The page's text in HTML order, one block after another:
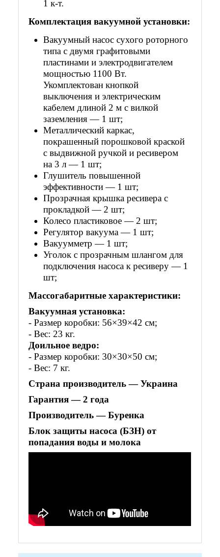
1 к-т.
Комплектация вакуумной установки:
Вакуумный насос сухого роторного
типа с двумя графитовыми
пластинами и электродвигателем
мощностью 1100 Вт.
Укомплектован кнопкой
выключения и электрическим
кабелем длиной 2 м с вилкой
заземления — 1 шт;
Металлический каркас,
покрашенный порошковой краской
с выдвижной ручкой и ресивером
на 3 л — 1 шт;
Глушитель повышенной
эффективности — 1 шт;
Прозрачная крышка ресивера с
прокладкой — 2 шт;
Колесо пластиковое — 2 шт;
Регулятор вакуума — 1 шт;
Вакуумметр — 1 шт;
Уголок с прозрачным шлангом для
подключения насоса к ресиверу — 1
шт;
Массогабаритные характеристики:
Вакуумная установка:
- Размер коробки: 56×39×42 см;
- Вес: 23 кг.
Доильное ведро:
- Размер коробки: 30×30×50 см;
- Вес: 7 кг.
Страна производитель — Украина
Гарантия — 2 года
Производитель — Буренка
Блок защиты насоса (БЗН) от
попадания воды и молока